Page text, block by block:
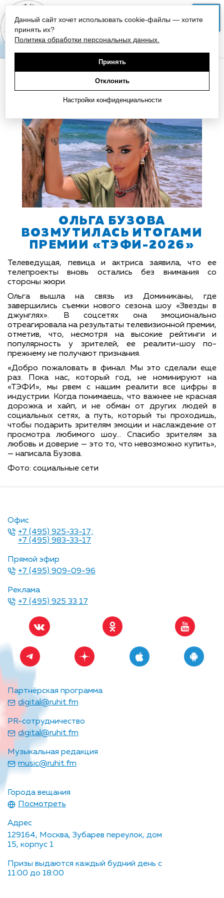
Данный сайт хочет использовать cookie-файлы — хотите
принять их?
Политика обработки персональных данных.
Принять
Отклонить
Настройки конфиденциальности
ОЛЬГА БУЗОВА
ВОЗМУТИЛАСЬ ИТОГАМИ
ПРЕМИИ «ТЭФИ-2026»
Телеведущая, певица и актриса заявила, что ее
телепроекты вновь остались без внимания со
стороны жюри.
Ольга вышла на связь из Доминиканы, где
завершились съемки нового сезона шоу «Звезды в
джунглях». В соцсетях она эмоционально
отреагировала на результаты телевизионной премии,
отметив, что, несмотря на высокие рейтинги и
популярность у зрителей, ее реалити-шоу по-
прежнему не получают признания.
«Добро пожаловать в финал. Мы это сделали еще
раз. Пока нас, который год, не номинируют на
«ТЭФИ», мы рвем с нашим реалити все цифры в
индустрии. Когда понимаешь, что важнее не красная
дорожка и хайп, и не обман от других людей в
социальных сетях, а путь, который ты проходишь,
чтобы подарить зрителям эмоции и наслаждение от
просмотра любимого шоу... Спасибо зрителям за
любовь и доверие — это то, что невозможно купить»,
— написала Бузова.
Фото: социальные сети
Офис
+7 (495) 925-33-17;
+7 (495) 983-33-17
Прямой эфир
+7 (495) 909-09-96
Реклама
+7 (495) 925 33 17
Партнёрская программа
digital@ruhit.fm
PR-сотрудничество
digital@ruhit.fm
Музыкальная редакция
music@ruhit.fm
Города вещания
Посмотреть
Адрес
129164, Москва, Зубарев переулок, дом
15, корпус 1
Призы выдаются каждый будний день с
11:00 до 18:00